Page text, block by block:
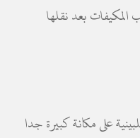
بعد نقلها
على مكانة كبيرة جدا